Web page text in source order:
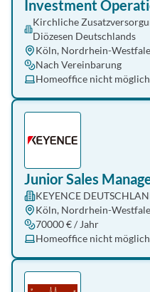
Investment
Kirchliche
Diözesen Deutschlands
Köln, Nordrhein-
Nach Vereinbarung
Homeoffice nicht möglich
Junior Sales
KEYENCE
Köln, Nordrhein-
70000 € / Jahr
Homeoffice nicht möglich